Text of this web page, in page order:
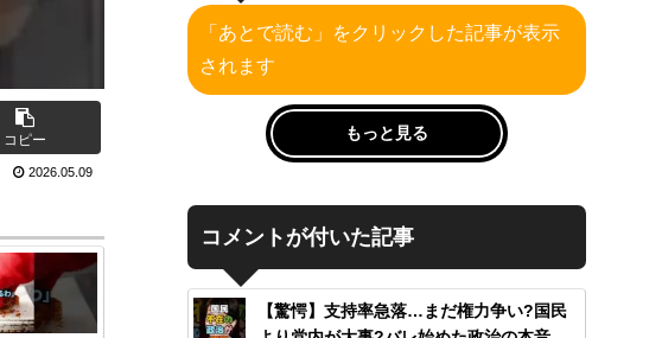
コピー
2026.05.09
「あとで読む」をクリックした記事が表示
されます
もっと見る
コメントが付いた記事
【驚愕】支持率急落…まだ権力争い?国民